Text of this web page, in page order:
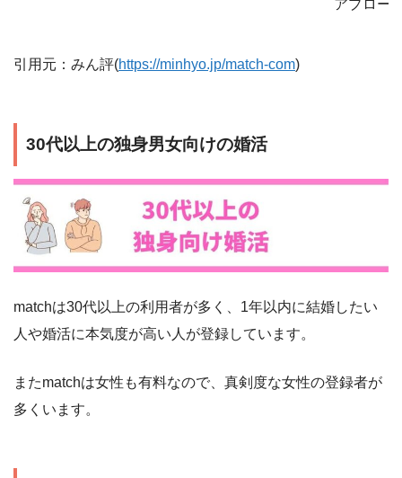
アプロー
引用元：みん評(https://minhyo.jp/match-com)
30代以上の独身男女向けの婚活
matchは30代以上の利用者が多く、1年以内に結婚したい
人や婚活に本気度が高い人が登録しています。
またmatchは女性も有料なので、真剣度な女性の登録者が
多くいます。